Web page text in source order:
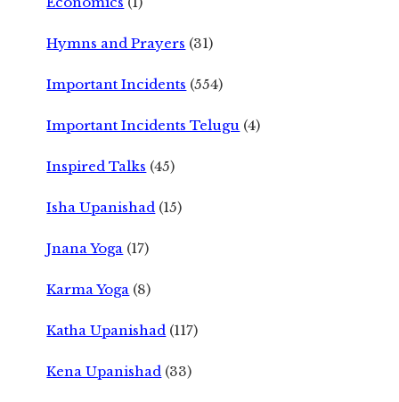
Hymns and Prayers (31)
Important Incidents (554)
Important Incidents Telugu (4)
Inspired Talks (45)
Isha Upanishad (15)
Jnana Yoga (17)
Karma Yoga (8)
Katha Upanishad (117)
Kena Upanishad (33)